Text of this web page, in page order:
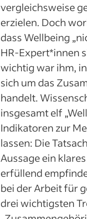
vergleichsweise
erzielen. Doch
dass Wellbeing
HR-Expert*innen
wichtig war ihm,
sich um das
handelt.
insgesamt elf
Indikatoren zur
lassen: Die
Aussage ein
erfüllend
bei der Arbeit für
drei wichtigsten